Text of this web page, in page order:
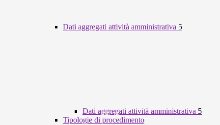
Dati aggregati attività amministrativa 5
Dati aggregati attività amministrativa 5
Tipologie di procedimento